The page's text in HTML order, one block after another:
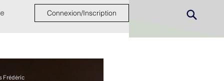
Connexion/Inscription
Frédéric